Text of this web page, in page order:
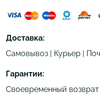
Доставка:
Самовывоз | Курьер |
Гарантии:
Своевременный